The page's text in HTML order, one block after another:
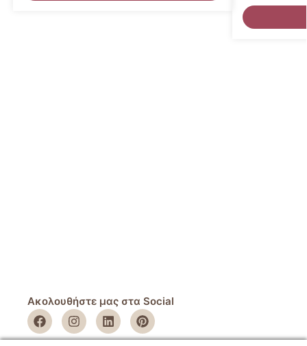
Ακολουθήστε μας στα Social